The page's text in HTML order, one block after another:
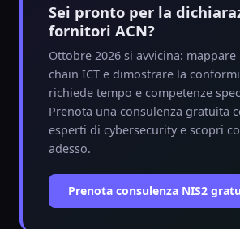
Sei pronto per la
fornitori ACN?
Ottobre 2026 si avvicina:
chain ICT e dimostrare la
richiede tempo e competenze
Prenota una consulenza gratuita
esperti di cybersecurity e scopri
adesso.
Prenota consulenza NIS2